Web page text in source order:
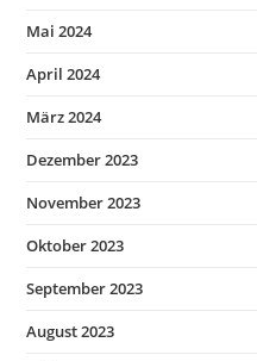
Mai 2024
April 2024
März 2024
Dezember 2023
November 2023
Oktober 2023
September 2023
August 2023